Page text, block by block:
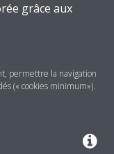
grâce aux
permettre la navigation
(« cookies minimum»).